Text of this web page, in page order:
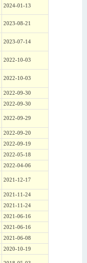
2024-01-13
2023-08-21
2023-07-14
2022-10-03
2022-10-03
2022-09-30
2022-09-30
2022-09-29
2022-09-20
2022-09-19
2022-05-18
2022-04-06
2021-12-17
2021-11-24
2021-11-24
2021-06-16
2021-06-16
2021-06-08
2020-10-19